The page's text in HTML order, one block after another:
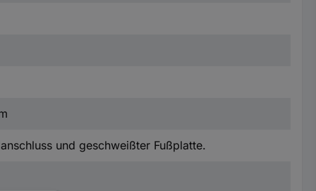
und geschweißter Fußplatte.